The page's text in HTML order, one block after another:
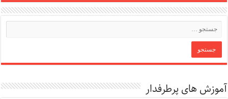
آموزش های پرطرفدار